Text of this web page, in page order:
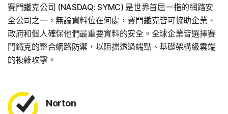
賽門鐵克公司 (NASDAQ: SYMC) 是世界首屈一指的網路安
全公司之一，無論資料位在何處，賽門鐵克皆可協助企業、
政府和個人確保他們最重要資料的安全。全球企業皆選擇賽
門鐵克的整合網路防禦，以阻擋透過端點、基礎架構級雲端
的複雜攻擊。
Norton